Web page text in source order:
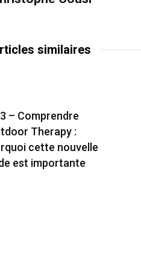
similaires
– Comprendre
Therapy :
cette nouvelle
est importante